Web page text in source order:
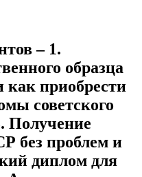
– 1.
образца
приобрести
советского
Получение
без проблем и
диплом для